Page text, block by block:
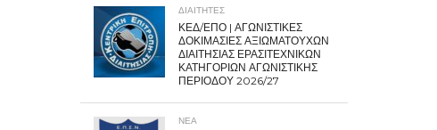
ΔΙΑΙΤΗΤΕΣ
ΚΕΔ/ΕΠΟ | ΑΓΩΝΙΣΤΙΚΕΣ
ΔΟΚΙΜΑΣΙΕΣ ΑΞΙΩΜΑΤΟΥΧΩΝ
ΔΙΑΙΤΗΣΙΑΣ ΕΡΑΣΙΤΕΧΝΙΚΩΝ
ΚΑΤΗΓΟΡΙΩΝ ΑΓΩΝΙΣΤΙΚΗΣ
ΠΕΡΙΟΔΟΥ 2026/27
ΝΕΑ